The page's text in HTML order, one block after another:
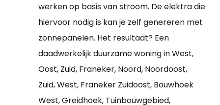
werken op basis van stroom. De elektra die
hiervoor nodig is kan je zelf genereren met
zonnepanelen. Het resultaat? Een
daadwerkelijk duurzame woning in West,
Oost, Zuid, Franeker, Noord, Noordoost,
Zuid, West, Franeker Zuidoost, Bouwhoek
West, Greidhoek, Tuinbouwgebied,